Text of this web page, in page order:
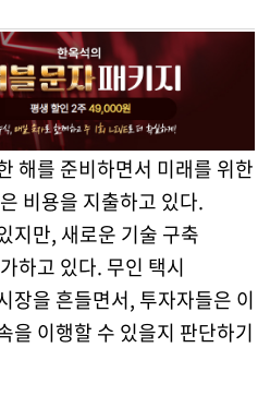
해를 준비하면서 미래를 위한
비용을 지출하고 있다.
지만, 새로운 기술 구축
하고 있다. 무인 택시
장을 흔들면서, 투자자들은 이
을 이행할 수 있을지 판단하기